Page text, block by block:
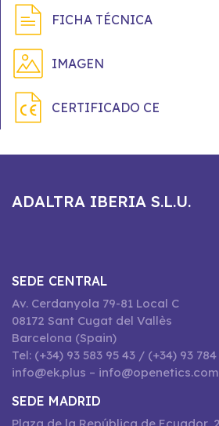
FICHA TÉCNICA
IMAGEN
CERTIFICADO CE
ADALTRA IBERIA S.L.U.
SEDE CENTRAL
Av. Cerdanyola 79-81 Local C
08172 Sant Cugat del Vallès
Barcelona (Spain)
Tel: (+34) 93 583 95 43 / (+34) 93 784
info@ek.plus – info@openetics.com
SEDE MADRID
Plaza de la República de Ecuador, 2